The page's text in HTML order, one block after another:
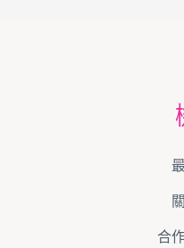
合